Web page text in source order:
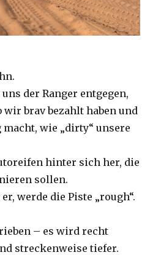
der Ranger entgegen,
brav bezahlt haben und
wie „dirty“ unsere
hinter sich her, die
sollen.
werde die Piste „rough“.
– es wird recht
streckenweise tiefer.